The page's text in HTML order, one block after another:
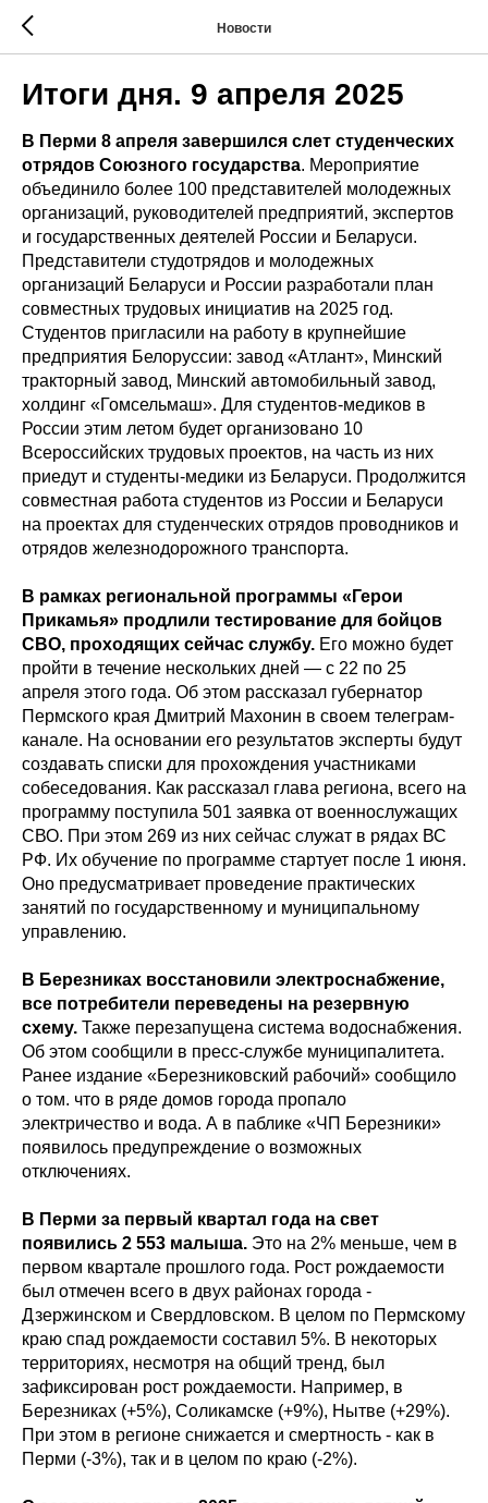
Новости
Итоги дня. 9 апреля 2025
В Перми 8 апреля завершился слет студенческих
отрядов Союзного государства. Мероприятие
объединило более 100 представителей молодежных
организаций, руководителей предприятий, экспертов
и государственных деятелей России и Беларуси.
Представители студотрядов и молодежных
организаций Беларуси и России разработали план
совместных трудовых инициатив на 2025 год.
Студентов пригласили на работу в крупнейшие
предприятия Белоруссии: завод «Атлант», Минский
тракторный завод, Минский автомобильный завод,
холдинг «Гомсельмаш». Для студентов-медиков в
России этим летом будет организовано 10
Всероссийских трудовых проектов, на часть из них
приедут и студенты-медики из Беларуси. Продолжится
совместная работа студентов из России и Беларуси
на проектах для студенческих отрядов проводников и
отрядов железнодорожного транспорта.
В рамках региональной программы «Герои
Прикамья» продлили тестирование для бойцов
СВО, проходящих сейчас службу. Его можно будет
пройти в течение нескольких дней — с 22 по 25
апреля этого года. Об этом рассказал губернатор
Пермского края Дмитрий Махонин в своем телеграм-
канале. На основании его результатов эксперты будут
создавать списки для прохождения участниками
собеседования. Как рассказал глава региона, всего на
программу поступила 501 заявка от военнослужащих
СВО. При этом 269 из них сейчас служат в рядах ВС
РФ. Их обучение по программе стартует после 1 июня.
Оно предусматривает проведение практических
занятий по государственному и муниципальному
управлению.
В Березниках восстановили электроснабжение,
все потребители переведены на резервную
схему. Также перезапущена система водоснабжения.
Об этом сообщили в пресс-службе муниципалитета.
Ранее издание «Березниковский рабочий» сообщило
о том. что в ряде домов города пропало
электричество и вода. А в паблике «ЧП Березники»
появилось предупреждение о возможных
отключениях.
В Перми за первый квартал года на свет
появились 2 553 малыша. Это на 2% меньше, чем в
первом квартале прошлого года. Рост рождаемости
был отмечен всего в двух районах города -
Дзержинском и Свердловском. В целом по Пермскому
краю спад рождаемости составил 5%. В некоторых
территориях, несмотря на общий тренд, был
зафиксирован рост рождаемости. Например, в
Березниках (+5%), Соликамске (+9%), Нытве (+29%).
При этом в регионе снижается и смертность - как в
Перми (-3%), так и в целом по краю (-2%).